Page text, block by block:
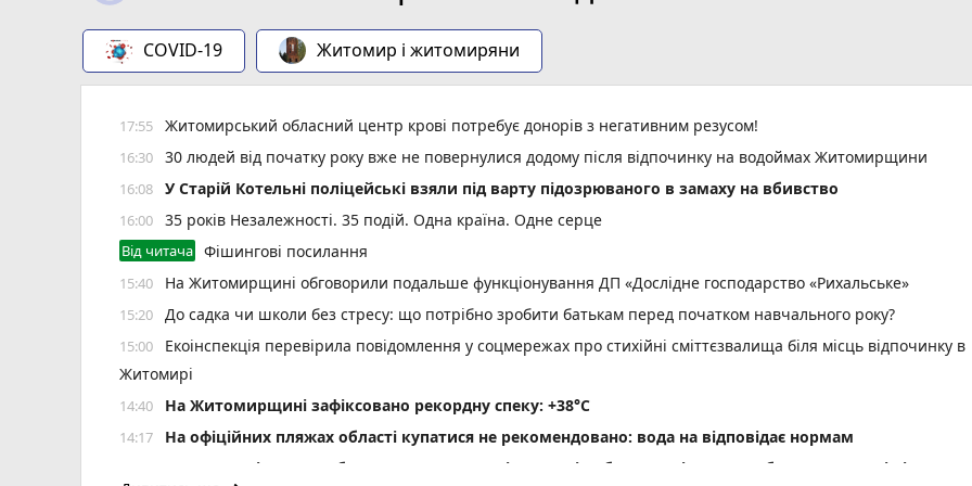
COVID-19 Житомир і житомиряни
17:55 Житомирський обласний центр крові потребує донорів з негативним резусом!
16:30 30 людей від початку року вже не повернулися додому після відпочинку на водоймах Житомирщини
16:08 У Старій Котельні поліцейські взяли під варту підозрюваного в замаху на вбивство
16:00 35 років Незалежності. 35 подій. Одна країна. Одне серце
Від читача Фішингові посилання
15:40 На Житомирщині обговорили подальше функціонування ДП «Дослідне господарство «Рихальське»
15:20 До садка чи школи без стресу: що потрібно зробити батькам перед початком навчального року?
15:00
Екоінспекція перевірила повідомлення у соцмережах про стихійні сміттєзвалища біля місць відпочинку в
Житомирі
14:40 Н️а Житомирщині зафіксовано рекордну спеку: +38°C
14:17 На офіційних пляжах області купатися не рекомендовано: вода на відповідає нормам
У Житомирі у свято Яблучного Спаса «Пиріг пам'яті» об' єднав рідних загиблих Захисників і